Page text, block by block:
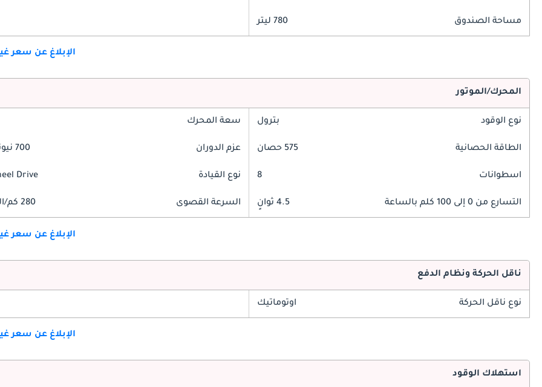
مساحة الصندوق 780 ليتر
الإبلاغ عن سعر
المحرك/الموتور
نوع الوقود بترول سعة المحرك
الطاقة الحصانية 575 حصان عزم الدوران 700 نيوتن-متر
اسطوانات 8 نوع القيادة Drive
التسارع من 0 إلى 100 كلم بالساعة 4.5 ثوانٍ السرعة القصوى 280 كم/الساعة
الإبلاغ عن سعر
ناقل الحركة ونظام الدفع
نوع ناقل الحركة اوتوماتيك
الإبلاغ عن سعر
استهلاك الوقود